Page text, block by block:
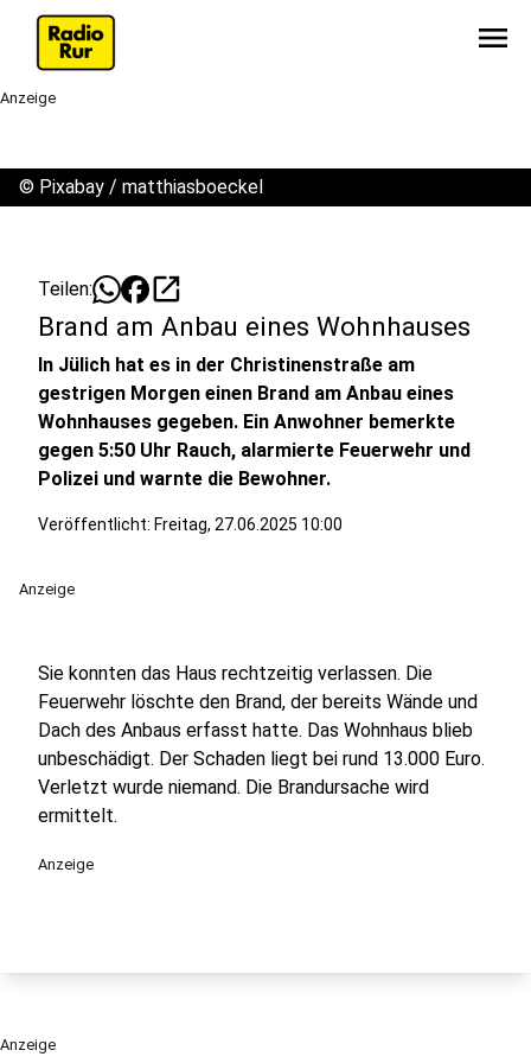
menu
Anzeige
© Pixabay / matthiasboeckel
Teilen: open_in_new
Brand am Anbau eines Wohnhauses
In Jülich hat es in der Christinenstraße am
gestrigen Morgen einen Brand am Anbau eines
Wohnhauses gegeben. Ein Anwohner bemerkte
gegen 5:50 Uhr Rauch, alarmierte Feuerwehr und
Polizei und warnte die Bewohner.
Veröffentlicht: Freitag, 27.06.2025 10:00
Anzeige
Sie konnten das Haus rechtzeitig verlassen. Die
Feuerwehr löschte den Brand, der bereits Wände und
Dach des Anbaus erfasst hatte. Das Wohnhaus blieb
unbeschädigt. Der Schaden liegt bei rund 13.000 Euro.
Verletzt wurde niemand. Die Brandursache wird
ermittelt.
Anzeige
Anzeige